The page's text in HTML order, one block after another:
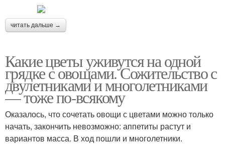
читать дальше →
Какие цветы уживутся на одной
грядке с овощами. Сожительство с
двулетниками и многолетниками
— тоже по-всякому
Оказалось, что сочетать овощи с цветами можно только
начать, закончить невозможно: аппетиты растут и
вариантов масса. В ход пошли и многолетники.